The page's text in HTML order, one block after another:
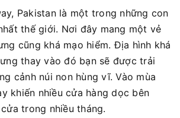
Pakistan là một trong những con
thế giới. Nơi đây mang một vẻ
cũng khá mạo hiểm. Địa hình khá
thay vào đó bạn sẽ được trải
cảnh núi non hùng vĩ. Vào mùa
khiến nhiều cửa hàng dọc bên
trong nhiều tháng.